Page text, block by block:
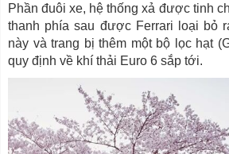
Phần đuôi xe, hệ thống xả được tinh
thanh phía sau được Ferrari loại bỏ
này và trang bị thêm một bộ lọc hạt
quy định về khí thải Euro 6 sắp tới.